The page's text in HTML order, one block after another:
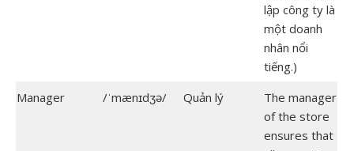
lập công ty là
một doanh
nhân nổi
tiếng.)
Manager
/ˈmænɪdʒə/ Quản lý
The manager
of the store
ensures that